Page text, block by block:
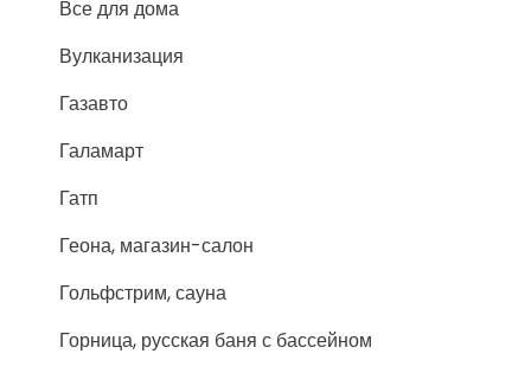
Все для дома
Вулканизация
Газавто
Галамарт
Гатп
Геона, магазин-салон
Гольфстрим, сауна
Горница, русская баня с бассейном